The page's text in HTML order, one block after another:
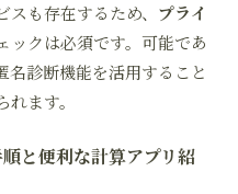
も存在するため、 プライ
ックは必須です。可能であ
名診断機能を活用すること
ます。
と便利な計算アプリ紹